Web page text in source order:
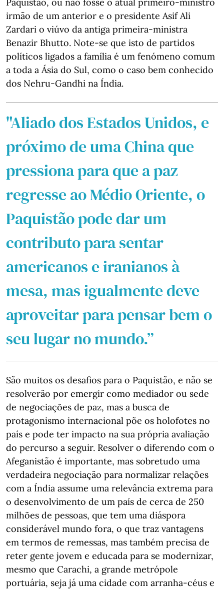
irmão de um anterior e o presidente Asif Ali
Zardari o viúvo da antiga primeira-ministra
Benazir Bhutto. Note-se que isto de partidos
políticos ligados a família é um fenómeno comum
a toda a Ásia do Sul, como o caso bem conhecido
dos Nehru-Gandhi na Índia.
"Aliado dos Estados Unidos, e
próximo de uma China que
pressiona para que a paz
regresse ao Médio Oriente, o
Paquistão pode dar um
contributo para sentar
americanos e iranianos à
mesa, mas igualmente deve
aproveitar para pensar bem o
seu lugar no mundo.”
São muitos os desafios para o Paquistão, e não se
resolverão por emergir como mediador ou sede
de negociações de paz, mas a busca de
protagonismo internacional põe os holofotes no
país e pode ter impacto na sua própria avaliação
do percurso a seguir. Resolver o diferendo com o
Afeganistão é importante, mas sobretudo uma
verdadeira negociação para normalizar relações
com a Índia assume uma relevância extrema para
o desenvolvimento de um país de cerca de 250
milhões de pessoas, que tem uma diáspora
considerável mundo fora, o que traz vantagens
em termos de remessas, mas também precisa de
reter gente jovem e educada para se modernizar,
mesmo que Carachi, a grande metrópole
portuária, seja já uma cidade com arranha-céus e